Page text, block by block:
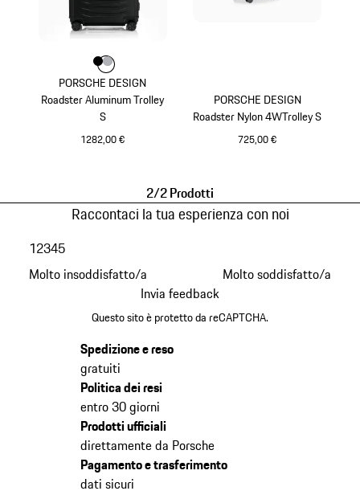
PORSCHE DESIGN
Roadster Aluminum Trolley
S
1282,00 €
Colore
ColoreColore
PORSCHE DESIGN
Roadster Nylon 4WTrolley S
725,00 €
2/2 Prodotti
Raccontaci la tua esperienza con noi
Molto insoddisfatto/a
12345
Molto soddisfatto/a
Invia feedback
Questo sito è protetto da reCAPTCHA.
Spedizione e reso
gratuiti
Politica dei resi
entro 30 giorni
Prodotti ufficiali
direttamente da Porsche
Pagamento e trasferimento
dati sicuri